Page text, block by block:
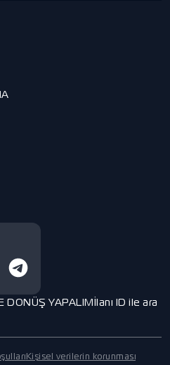
DONÜŞ YAPALIM İlanı ID ile ara
Kişisel verilerin korunması